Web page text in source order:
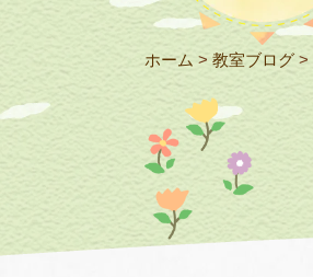
ホーム > 教室ブログ >